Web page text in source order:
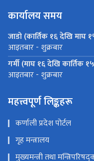
कार्यालय समय
जाडो (कार्तिक १६ देखि माघ
आइतबार - शुक्रबार
गर्मी (माघ १६ देखि कार्तिक
आइतबार - शुक्रबार
महत्त्वपूर्ण लिङ्कहरू
कर्णाली प्रदेश पोर्टल
गृह मन्त्रालय
मुख्यमन्त्री तथा